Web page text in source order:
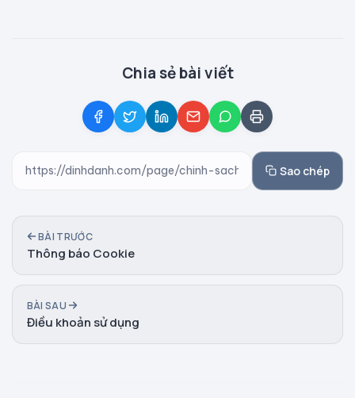
Chia sẻ bài viết
Sao chép
BÀI TRƯỚC
Thông báo Cookie
BÀI SAU
Điều khoản sử dụng